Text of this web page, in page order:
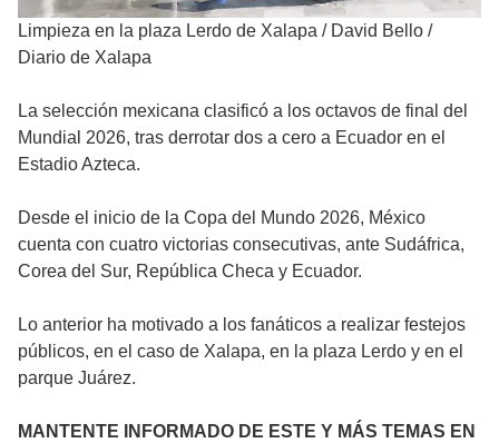
Limpieza en la plaza Lerdo de Xalapa / David Bello /
Diario de Xalapa
La selección mexicana clasificó a los octavos de final del
Mundial 2026, tras derrotar dos a cero a Ecuador en el
Estadio Azteca.
Desde el inicio de la Copa del Mundo 2026, México
cuenta con cuatro victorias consecutivas, ante Sudáfrica,
Corea del Sur, República Checa y Ecuador.
Lo anterior ha motivado a los fanáticos a realizar festejos
públicos, en el caso de Xalapa, en la plaza Lerdo y en el
parque Juárez.
MANTENTE INFORMADO DE ESTE Y MÁS TEMAS EN